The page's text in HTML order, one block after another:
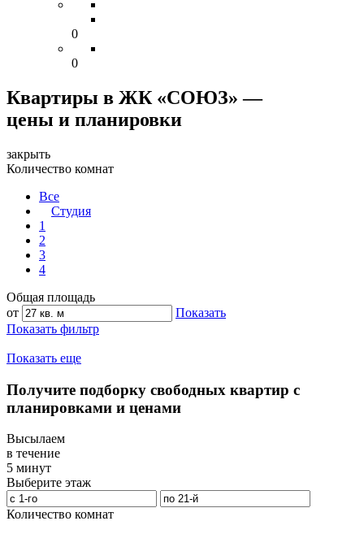
0
0
Квартиры в ЖК «СОЮЗ» —
цены и планировки
закрыть
Количество комнат
Все
Студия
1
2
3
4
Общая площадь
от
Показать
Показать фильтр
Показать еще
Получите подборку свободных квартир с
планировками и ценами
Высылаем
в течение
5 минут
Выберите этаж
Количество комнат